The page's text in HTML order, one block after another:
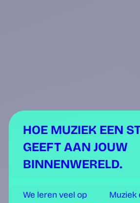
HOE MUZIEK EEN
GEEFT AAN JOUW
BINNENWERELD.
We leren veel op
Muziek